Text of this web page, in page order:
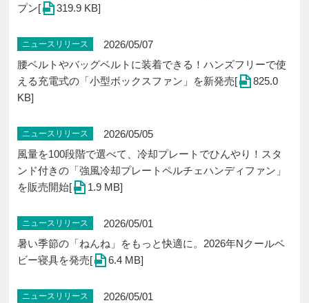
プン[
319.9 KB]
ニュースリリース
2026/05/07
腰ベルトやバッグベルトに装着できる！ハンズフリーで使
える充電式の「小型ボックスファン」を新発売[
825.0
KB]
ニュースリリース
2026/05/05
風量を100段階で選べて、冷却プレートでひんやり！スタ
ンド付きの「強風冷却プレートペルチェハンディファン」
を販売開始[
1.9 MB]
ニュースリリース
2026/05/01
暑い季節の「ねんね」をもっと快適に。2026年Nクールベ
ビー寝具を発売[
6.4 MB]
ニュースリリース
2026/05/01